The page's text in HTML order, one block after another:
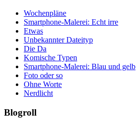
Wochenpläne
Smartphone-Malerei: Echt irre
Etwas
Unbekannter Dateityp
Die Da
Komische Typen
Smartphone-Malerei: Blau und gelb
Foto oder so
Ohne Worte
Nerdlicht
Blogroll